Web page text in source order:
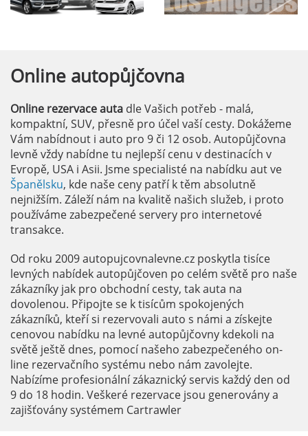
Online autopůjčovna
Online rezervace auta dle Vašich potřeb - malá,
kompaktní, SUV, přesně pro účel vaší cesty. Dokážeme
Vám nabídnout i auto pro 9 či 12 osob. Autopůjčovna
levně vždy nabídne tu nejlepší cenu v destinacích v
Evropě, USA i Asii. Jsme specialisté na nabídku aut ve
Španělsku, kde naše ceny patří k těm absolutně
nejnižším. Záleží nám na kvalitě našich služeb, i proto
používáme zabezpečené servery pro internetové
transakce.
Od roku 2009 autopujcovnalevne.cz poskytla tisíce
levných nabídek autopůjčoven po celém světě pro naše
zákazníky jak pro obchodní cesty, tak auta na
dovolenou. Připojte se k tisícům spokojených
zákazníků, kteří si rezervovali auto s námi a získejte
cenovou nabídku na levné autopůjčovny kdekoli na
světě ještě dnes, pomocí našeho zabezpečeného on-
line rezervačního systému nebo nám zavolejte.
Nabízíme profesionální zákaznický servis každý den od
9 do 18 hodin. Veškeré rezervace jsou generovány a
zajišťovány systémem Cartrawler